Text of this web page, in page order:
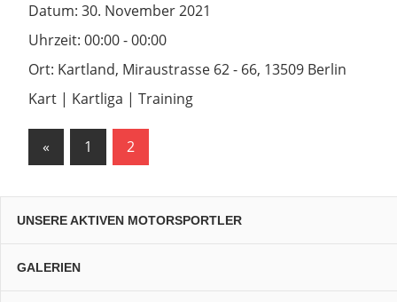
Datum: 30. November 2021
Uhrzeit: 00:00 - 00:00
Ort: Kartland, Miraustrasse 62 - 66, 13509 Berlin
Kart | Kartliga | Training
Seitennummerierung
Beiträge
« Vorherige
Beiträge
1 2
UNSERE AKTIVEN MOTORSPORTLER
GALERIEN